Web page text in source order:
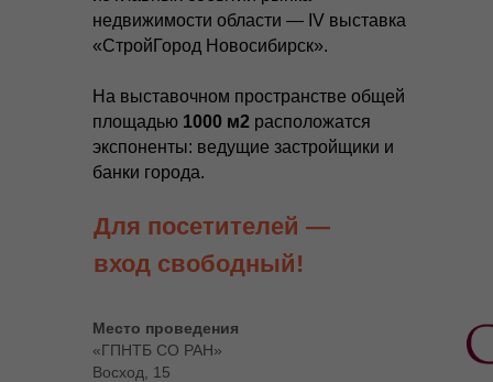
недвижимости области — IV выставка
«СтройГород Новосибирск».
На выставочном пространстве общей
площадью 1000 м2 расположатся
экспоненты: ведущие застройщики и
банки города.
Место проведения
«ГПНТБ СО РАН»
Восход, 15
Для посетителей —
вход свободный!